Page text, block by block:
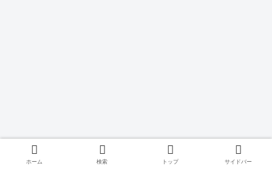
ホーム 検索 トップ サイドバー